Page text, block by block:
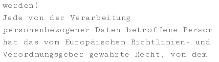
werden)
Jede von der Verarbeitung
personenbezogener Daten betroffene Person
hat das vom Europäischen Richtlinien- und
Verordnungsgeber gewährte Recht, von dem